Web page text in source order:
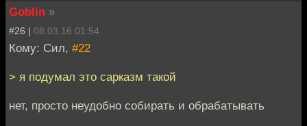
Goblin »
#26 | 08.03.16 01:54
Кому: Сил, #22
> я подумал это сарказм такой
нет, просто неудобно собирать и обрабатывать